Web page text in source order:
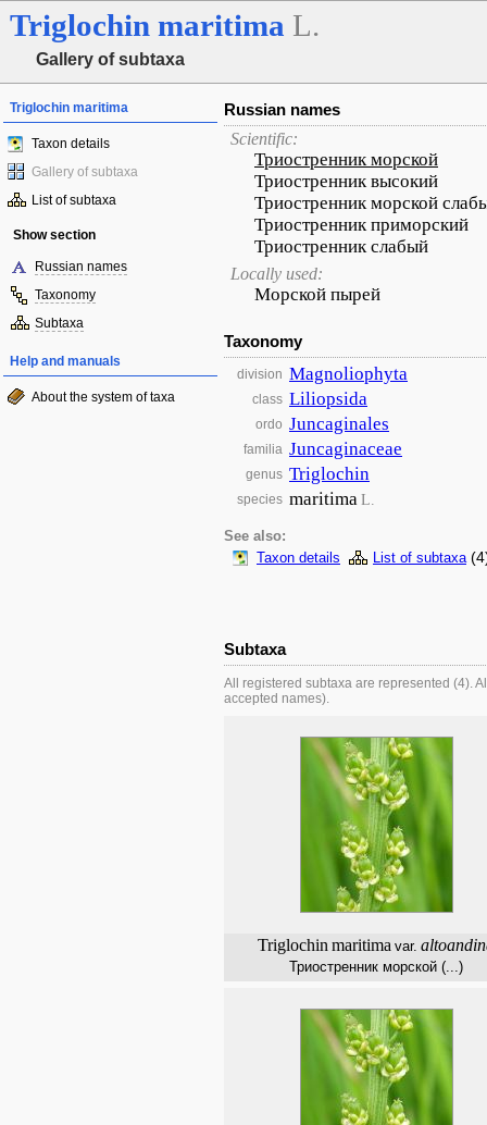
Triglochin maritima L.
Gallery of subtaxa
Triglochin maritima
Taxon details
Gallery of subtaxa
List of subtaxa
Show section
Russian names
Taxonomy
Subtaxa
Help and manuals
About the system of taxa
Russian names
Scientific:
Триостренник морской
Триостренник высокий
Триостренник морской
Триостренник приморский
Триостренник слабый
Locally used:
Морской пырей
Taxonomy
division Magnoliophyta
class Liliopsida
ordo Juncaginales
familia Juncaginaceae
genus Triglochin
species maritimaL.
See also:
Taxon details
List of subtaxa
Subtaxa
All registered subtaxa are represented (4).
accepted names).
Triglochin maritima var.
Триостренник морской (...)